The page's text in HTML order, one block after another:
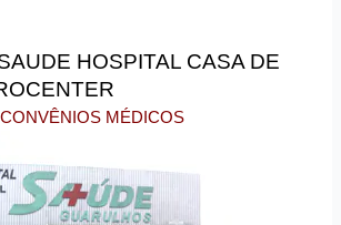
HOSPITAL CASA DE
CONVÊNIOS MÉDICOS